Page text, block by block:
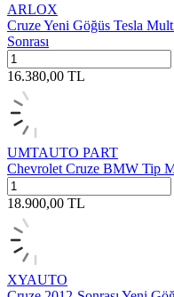
ARLOX
Cruze Yeni Göğüs Tesla
Sonrası
16.380,00 TL
UMTAUTO PART
Chevrolet Cruze BMW Tip
18.900,00 TL
XYAUTO